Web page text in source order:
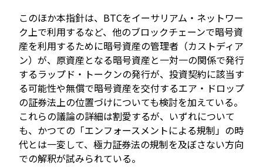
このほか本指針は、BTCをイーサリアム・ネットワー
ク上で利用するなど、他のブロックチェーンで暗号資
産を利用するために暗号資産の管理者（カストディア
ン）が、原資産となる暗号資産と一対一の関係で発行
するラップド・トークンの発行が、投資契約に該当す
る可能性や無償で暗号資産を交付するエア・ドロップ
の証券法上の位置づけについても検討を加えている。
これらの議論の詳細は割愛するが、いずれについて
も、かつての「エンフォースメントによる規制」の時
代とは一変して、極力証券法の規制を及ぼさない方向
での解釈が試みられている。